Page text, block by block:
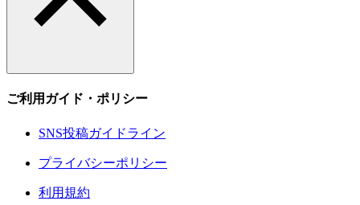
ご利用ガイド・ポリシー
SNS投稿ガイドライン
プライバシーポリシー
利用規約